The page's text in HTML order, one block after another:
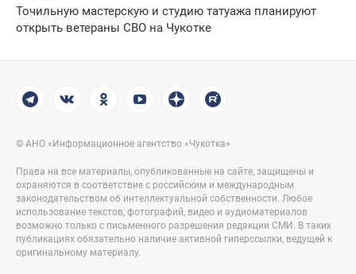
Точильную мастерскую и студию татуажа планируют
открыть ветераны СВО на Чукотке
© АНО «Информационное агентство «Чукотка»
Права на все материалы, опубликованные на сайте, защищены и
охраняются в соответствие с российским и международным
законодательством об интеллектуальной собственности. Любое
использование текстов, фотографий, видео и аудиоматериалов
возможно только с письменного разрешения редакции СМИ. В таких
публикациях обязательно наличие активной гиперссылки, ведущей к
оригинальному материалу.